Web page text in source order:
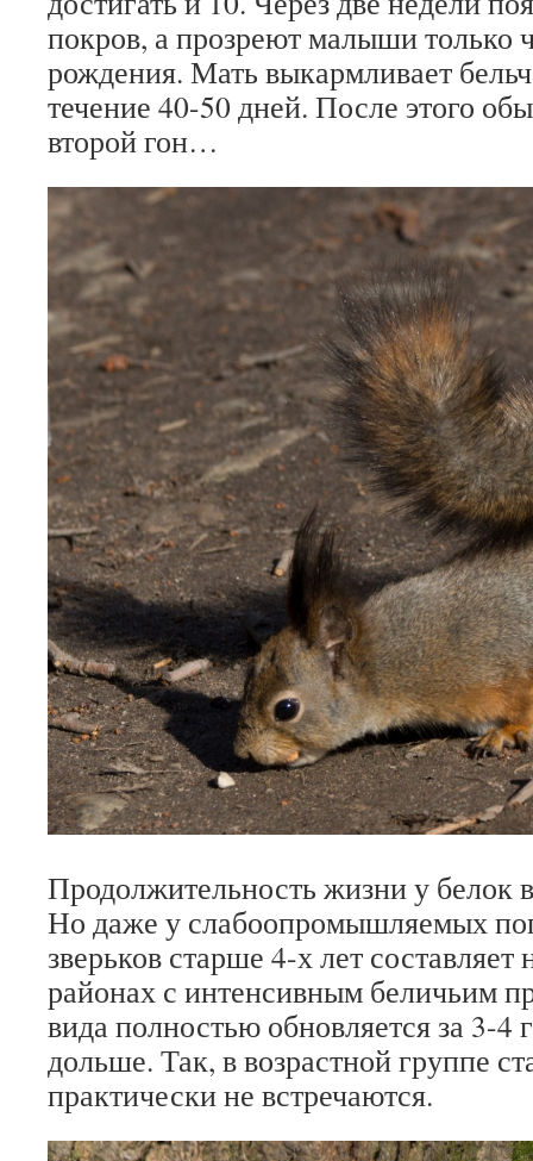
покров, а прозреют малыши только
рождения. Мать выкармливает
течение 40-50 дней. После этого
второй гон…
Продолжительность жизни у белок
Но даже у слабоопромышляемых
зверьков старше 4-х лет составляет
районах с интенсивным беличьим
вида полностью обновляется за 3-4
дольше. Так, в возрастной группе
практически не встречаются.